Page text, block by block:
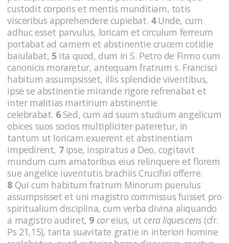
custodit corporis et mentis munditiam, totis
visceribus apprehendere cupiebat. 4Unde, cum
adhuc esset parvulus, loricam et circulum ferreum
portabat ad carnem et abstinentie crucem cotidie
baiulabat, 5 ita quod, dum in S. Petro de Firmo cum
canonicis moraretur, antequam fratrum s. Francisci
habitum assumpsisset, illis splendide viventibus,
ipse se abstinentie mirande rigore refrenabat et
inter malitias martirium abstinentie
celebrabat. 6Sed, cum ad suum studium angelicum
obices suos socios multipliciter pateretur, in
tantum ut loricam exuerent et abstinentiam
impedirent, 7 ipse, inspiratus a Deo, cogitavit
mundum cum amatoribus eius relinquere et florem
sue angelice iuventutis brachiis Crucifixi offerre.
8 Qui cum habitum fratrum Minorum puerulus
assumpsisset et uni magistro commissus fuisset pro
spiritualium disciplina, cum verba divina aliquando
a magistro audiret, 9 coreius, ut cera liquescens(cfr.
Ps 21,15), tanta suavitate gratie in interiori homine